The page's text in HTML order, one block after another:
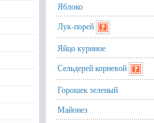
Яблоко
Лук-порей
Яйцо куриное
Сельдерей корневой
Горошек зеленый
Майонез